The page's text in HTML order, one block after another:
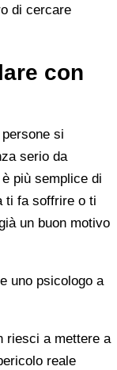
di cercare
con
si
serio da
più semplice di
ti fa soffrire o ti
un buon motivo
uno psicologo a
riesci a mettere a
reale